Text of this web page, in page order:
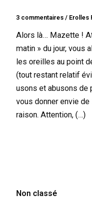
3 commentaires / Erolles
Alors là… Mazette !
matin » du jour, vous
les oreilles au point
(tout restant relatif
usons et abusons de
vous donner envie
raison. Attention, (…)
Non classé